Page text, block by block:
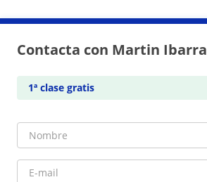
Contacta con Martin Ibarra
1ª clase gratis